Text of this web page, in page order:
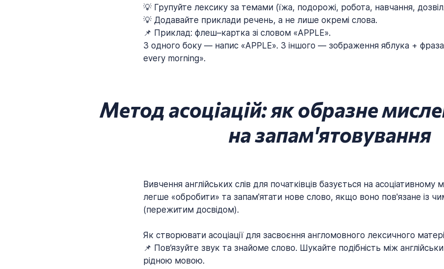
💡 Групуйте лексику за темами (їжа, подорожі, робота, навчання,
💡 Додавайте приклади речень, а не лише окремі слова.
📌 Приклад: флеш–картка зі словом «APPLE».
З одного боку — напис «APPLE». З іншого — зображення яблука +
every morning».
Метод асоціацій: як образне
на запам'ятовування
Вивчення англійських слів для початківців базується на
легше «обробити» та запам'ятати нове слово, якщо воно пов'язане із
(пережитим досвідом).
Як створювати асоціації для засвоєння англомовного лексичного
📌 Пов’язуйте звук та знайоме слово. Шукайте подібність між
рідною мовою.